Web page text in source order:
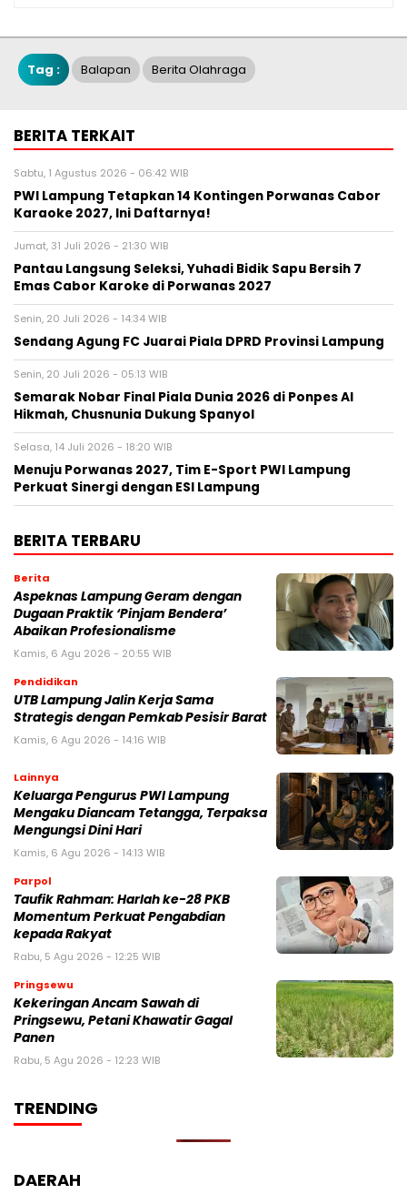
Tag : Balapan Berita Olahraga
BERITA TERKAIT
Sabtu, 1 Agustus 2026 - 06:42 WIB
PWI Lampung Tetapkan 14 Kontingen Porwanas Cabor
Karaoke 2027, Ini Daftarnya!
Jumat, 31 Juli 2026 - 21:30 WIB
Pantau Langsung Seleksi, Yuhadi Bidik Sapu Bersih 7
Emas Cabor Karoke di Porwanas 2027
Senin, 20 Juli 2026 - 14:34 WIB
Sendang Agung FC Juarai Piala DPRD Provinsi Lampung
Senin, 20 Juli 2026 - 05:13 WIB
Semarak Nobar Final Piala Dunia 2026 di Ponpes Al
Hikmah, Chusnunia Dukung Spanyol
Selasa, 14 Juli 2026 - 18:20 WIB
Menuju Porwanas 2027, Tim E-Sport PWI Lampung
Perkuat Sinergi dengan ESI Lampung
BERITA TERBARU
Berita
Aspeknas Lampung Geram dengan
Dugaan Praktik ‘Pinjam Bendera’
Abaikan Profesionalisme
Kamis, 6 Agu 2026 - 20:55 WIB
Pendidikan
UTB Lampung Jalin Kerja Sama
Strategis dengan Pemkab Pesisir Barat
Kamis, 6 Agu 2026 - 14:16 WIB
Lainnya
Keluarga Pengurus PWI Lampung
Mengaku Diancam Tetangga, Terpaksa
Mengungsi Dini Hari
Kamis, 6 Agu 2026 - 14:13 WIB
Parpol
Taufik Rahman: Harlah ke-28 PKB
Momentum Perkuat Pengabdian
kepada Rakyat
Rabu, 5 Agu 2026 - 12:25 WIB
Pringsewu
Kekeringan Ancam Sawah di
Pringsewu, Petani Khawatir Gagal
Panen
Rabu, 5 Agu 2026 - 12:23 WIB
TRENDING
DAERAH